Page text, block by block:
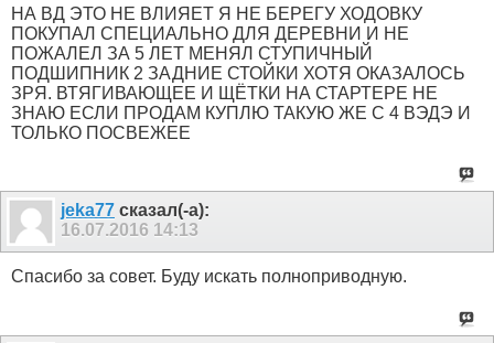
НА ВД ЭТО НЕ ВЛИЯЕТ Я НЕ БЕРЕГУ ХОДОВКУ
ПОКУПАЛ СПЕЦИАЛЬНО ДЛЯ ДЕРЕВНИ И НЕ
ПОЖАЛЕЛ ЗА 5 ЛЕТ МЕНЯЛ СТУПИЧНЫЙ
ПОДШИПНИК 2 ЗАДНИЕ СТОЙКИ ХОТЯ ОКАЗАЛОСЬ
ЗРЯ. ВТЯГИВАЮЩЕЕ И ЩЁТКИ НА СТАРТЕРЕ НЕ
ЗНАЮ ЕСЛИ ПРОДАМ КУПЛЮ ТАКУЮ ЖЕ С 4 ВЭДЭ И
ТОЛЬКО ПОСВЕЖЕЕ
jeka77 сказал(-а):
16.07.2016 14:13
Спасибо за совет. Буду искать полноприводную.